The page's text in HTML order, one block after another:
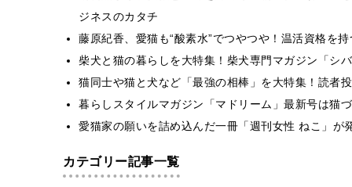
ジネスのカタチ​
藤原紀香、愛猫も“酸素水”でつやつや！温活資格を
柴犬と猫の暮らしを大特集！柴犬専門マガジン「シ
猫同士や猫と犬など「最強の相棒」を大特集！読者
暮らしスタイルマガジン「マドリーム」最新号は猫
愛猫家の願いを詰め込んだ一冊「週刊女性 ねこ」が
カテゴリー記事一覧